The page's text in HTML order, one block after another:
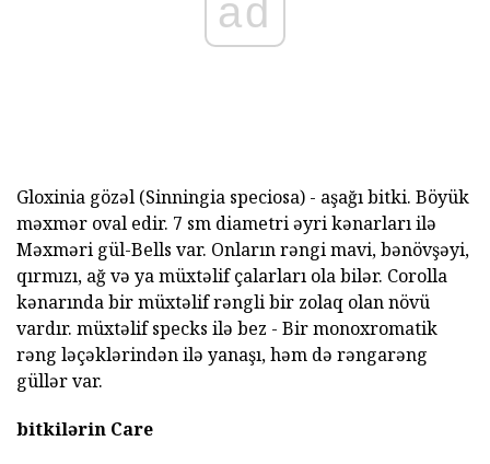
ad
Gloxinia gözəl (Sinningia speciosa) - aşağı bitki. Böyük
məxmər oval edir. 7 sm diametri əyri kənarları ilə
Məxməri gül-Bells var. Onların rəngi mavi, bənövşəyi,
qırmızı, ağ və ya müxtəlif çalarları ola bilər. Corolla
kənarında bir müxtəlif rəngli bir zolaq olan növü
vardır. müxtəlif specks ilə bez - Bir monoxromatik
rəng ləçəklərindən ilə yanaşı, həm də rəngarəng
güllər var.
bitkilərin Care